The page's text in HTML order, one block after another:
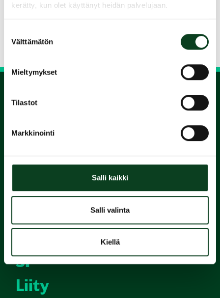
kerätty, kun olet käyttänyt heidän palvelujaan.
valinta
Välttämätön
Mieltymykset
Tilastot
Markkinointi
Salli kaikki
Salli valinta
Kiellä
Jaa kurssi kaverille
Siirry takaisin hakuun
Varaa
alkeiskurssi
2.
Green Card
3.
Liity